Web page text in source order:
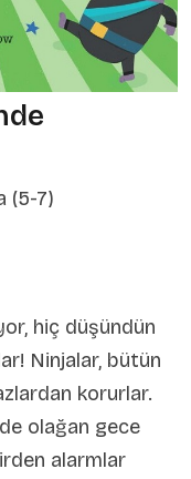
(5-7)
hiç düşündün
Ninjalar, bütün
korurlar.
olağan gece
alarmlar